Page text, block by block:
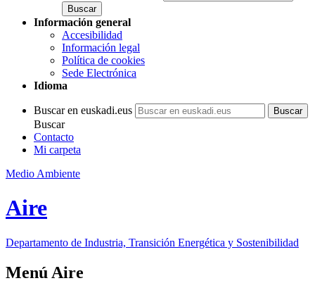
Información general
Accesibilidad
Información legal
Política de cookies
Sede Electrónica
Idioma
Buscar en euskadi.eus
Buscar
Contacto
Mi carpeta
Medio Ambiente
Aire
Departamento de Industria, Transición Energética y Sostenibilidad
Menú Aire